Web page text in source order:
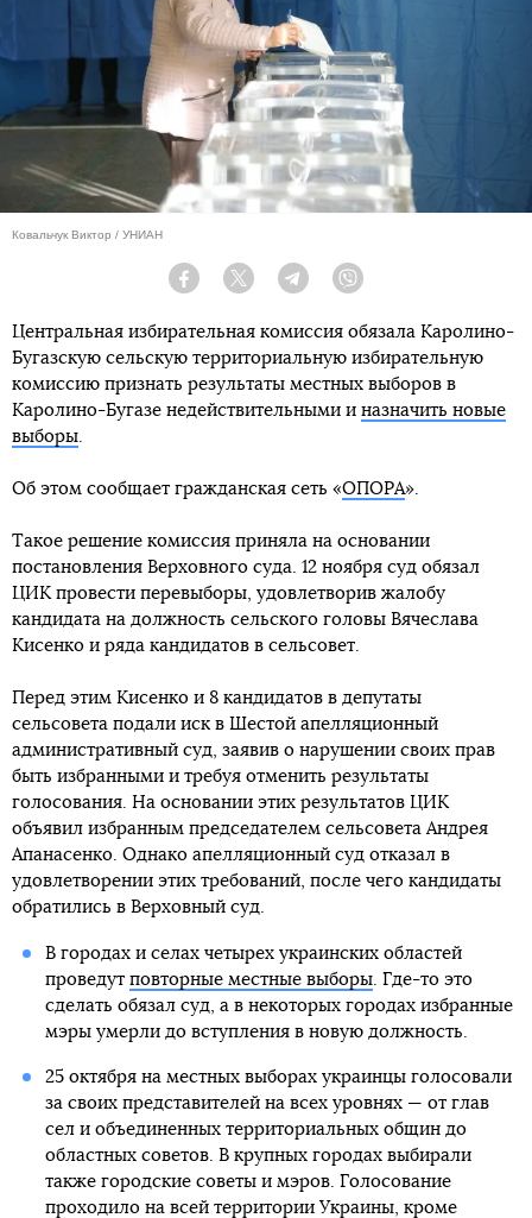
Ковальчук Виктор / УНИАН
Facebook Twitter Telegram
Центральная избирательная комиссия обязала Каролино-
Бугазскую сельскую территориальную избирательную
комиссию признать результаты местных выборов в
Каролино-Бугазе недействительными и назначить новые
выборы
Об этом сообщает гражданская сеть «ОПОРА».
Такое решение комиссия приняла на основании
постановления Верховного суда. 12 ноября суд обязал
ЦИК провести перевыборы, удовлетворив жалобу
кандидата на должность сельского головы Вячеслава
Кисенко и ряда кандидатов в сельсовет.
Перед этим Кисенко и 8 кандидатов в депутаты
сельсовета подали иск в Шестой апелляционный
административный суд, заявив о нарушении своих прав
быть избранными и требуя отменить результаты
голосования. На основании этих результатов ЦИК
объявил избранным председателем сельсовета Андрея
Апанасенко. Однако апелляционный суд отказал в
удовлетворении этих требований, после чего кандидаты
обратились в Верховный суд.
В городах и селах четырех украинских областей
проведут повторные местные выборы. Где-то это
сделать обязал суд, а в некоторых городах избранные
мэры умерли до вступления в новую должность.
25 октября на местных выборах украинцы голосовали
за своих представителей на всех уровнях — от глав
сел и объединенных территориальных общин до
областных советов. В крупных городах выбирали
также городские советы и мэров. Голосование
проходило на всей территории Украины, кроме